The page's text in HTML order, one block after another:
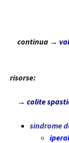
continua →
risorse:
→ colite
sindrome